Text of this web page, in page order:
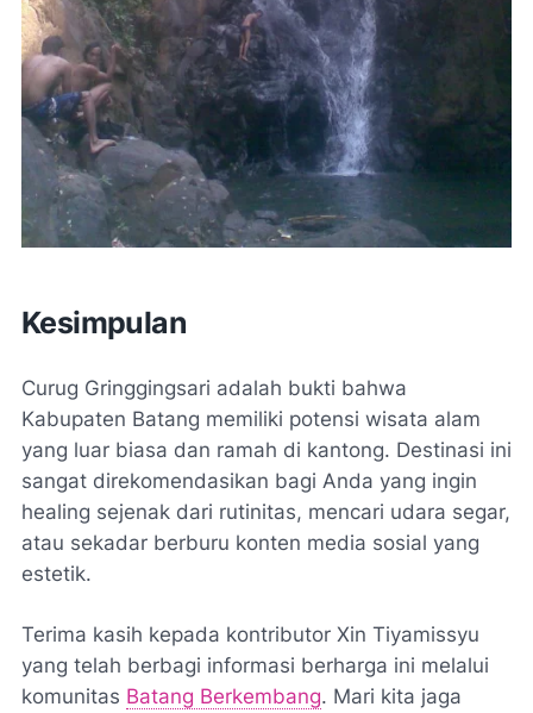
Kesimpulan
Curug Gringgingsari adalah bukti bahwa
Kabupaten Batang memiliki potensi wisata alam
yang luar biasa dan ramah di kantong. Destinasi ini
sangat direkomendasikan bagi Anda yang ingin
healing sejenak dari rutinitas, mencari udara segar,
atau sekadar berburu konten media sosial yang
estetik.
Terima kasih kepada kontributor Xin Tiyamissyu
yang telah berbagi informasi berharga ini melalui
komunitas Batang Berkembang. Mari kita jaga